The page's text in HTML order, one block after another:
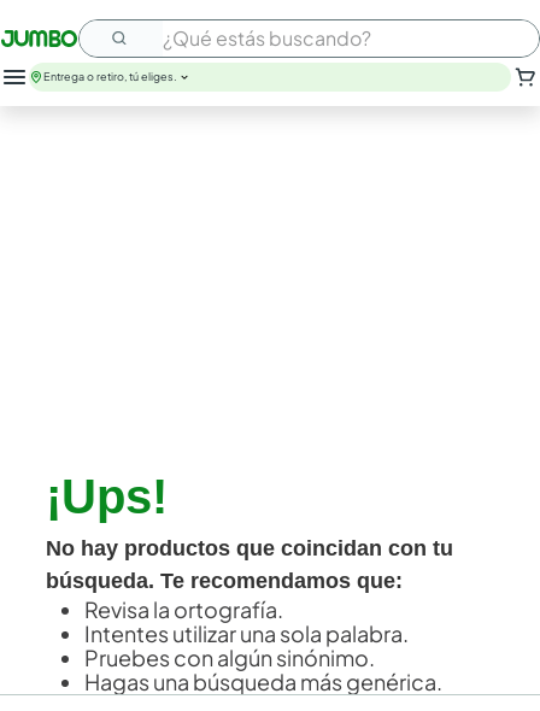
¿Qué estás buscando?
Entrega o retiro, tú eliges.
¡Ups!
No hay productos que coincidan con tu
búsqueda. Te recomendamos que:
Revisa la ortografía.
Intentes utilizar una sola palabra.
Pruebes con algún sinónimo.
Hagas una búsqueda más genérica.